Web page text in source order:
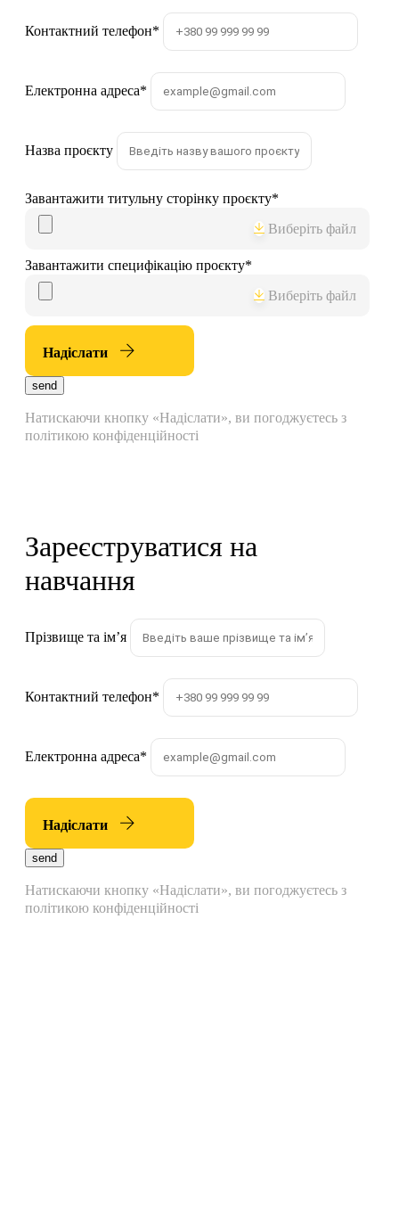
Контактний телефон*
Електронна адреса*
Назва проєкту
Завантажити титульну сторінку проєкту*
Виберіть файл
Завантажити специфікацію проєкту*
Виберіть файл
Надіслати
send
Натискаючи кнопку «Надіслати», ви погоджуєтесь з
політикою конфіденційності
Зареєструватися на
навчання
Прізвище та імʼя
Контактний телефон*
Електронна адреса*
Надіслати
send
Натискаючи кнопку «Надіслати», ви погоджуєтесь з
політикою конфіденційності